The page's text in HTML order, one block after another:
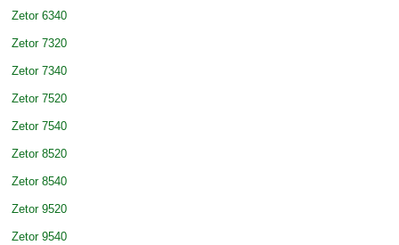
Zetor 6340
Zetor 7320
Zetor 7340
Zetor 7520
Zetor 7540
Zetor 8520
Zetor 8540
Zetor 9520
Zetor 9540